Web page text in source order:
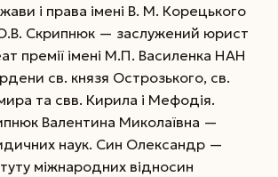
і права імені В. М. Корецького
Скрипнюк — заслужений юрист
премії імені М.П. Василенка НАН
св. князя Острозького, св.
та свв. Кирила і Мефодія.
Валентина Миколаївна —
наук. Син Олександр —
міжнародних відносин